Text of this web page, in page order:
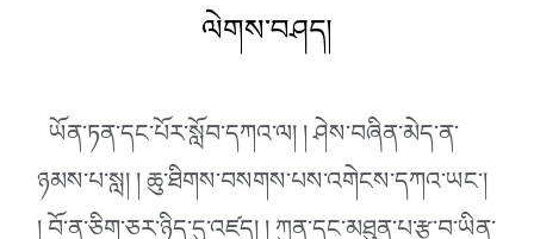
ལེགས་བཤད།
ཡོན་ཏན་དང་པོར་སློབ་དཀའ་ལ། ། ཤེས་བཞིན་མེད་ན་
ཉམས་པ་སླ། ། ཆུ་ཐིགས་བསགས་པས་འགེངས་དཀའ་ཡང་།